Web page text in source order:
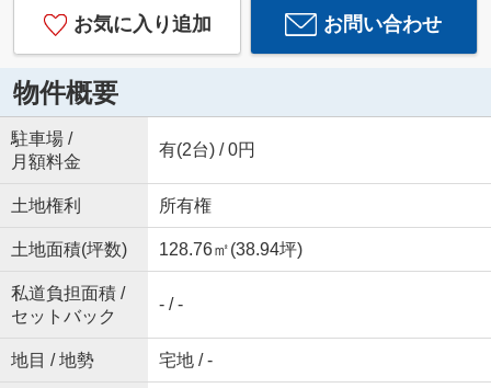
お気に入り追加 お問い合わせ
物件概要
駐車場 /
月額料金
有(2台) / 0円
土地権利 所有権
土地面積(坪数) 128.76㎡(38.94坪)
私道負担面積 /
セットバック
- / -
地目 / 地勢 宅地 / -